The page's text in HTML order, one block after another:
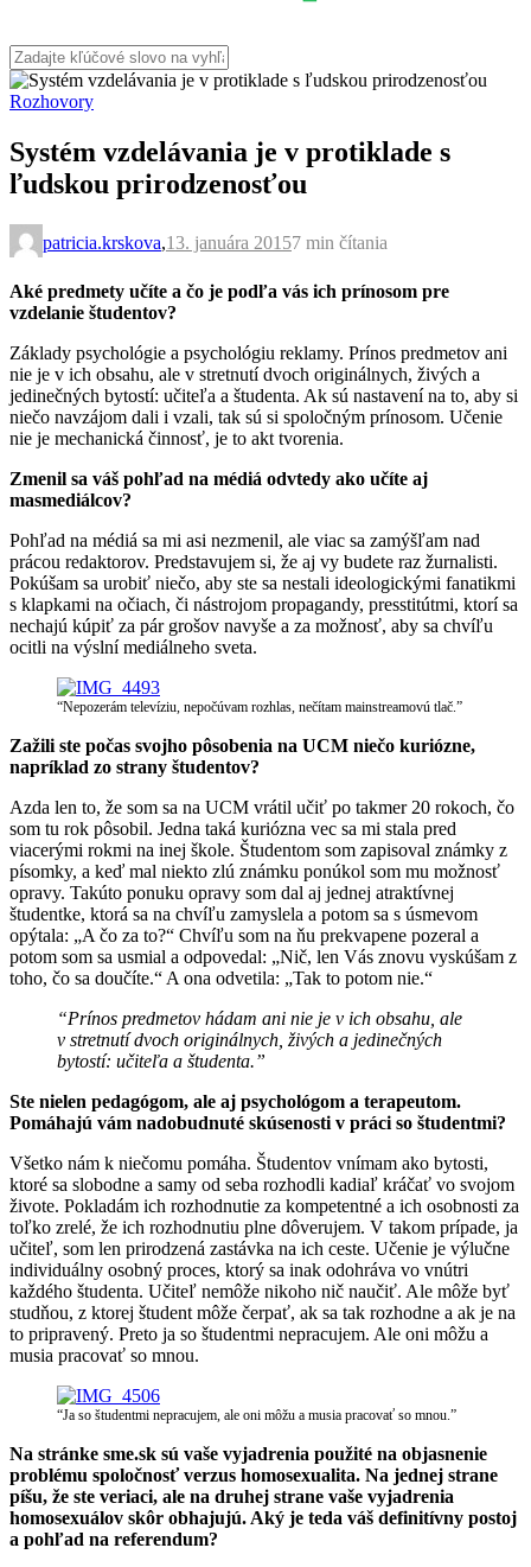
Rozhovory
Systém vzdelávania je v protiklade s
ľudskou prirodzenosťou
patricia.krskova,13. januára 20157 min čítania
Aké predmety učíte a čo je podľa vás ich prínosom pre
vzdelanie študentov?
Základy psychológie a psychológiu reklamy. Prínos predmetov ani
nie je v ich obsahu, ale v stretnutí dvoch originálnych, živých a
jedinečných bytostí: učiteľa a študenta. Ak sú nastavení na to, aby si
niečo navzájom dali i vzali, tak sú si spoločným prínosom. Učenie
nie je mechanická činnosť, je to akt tvorenia.
Zmenil sa váš pohľad na médiá odvtedy ako učíte aj
masmediálcov?
Pohľad na médiá sa mi asi nezmenil, ale viac sa zamýšľam nad
prácou redaktorov. Predstavujem si, že aj vy budete raz žurnalisti.
Pokúšam sa urobiť niečo, aby ste sa nestali ideologickými fanatikmi
s klapkami na očiach, či nástrojom propagandy, presstitútmi, ktorí sa
nechajú kúpiť za pár grošov navyše a za možnosť, aby sa chvíľu
ocitli na výslní mediálneho sveta.
“Nepozerám televíziu, nepočúvam rozhlas, nečítam mainstreamovú tlač.”
Zažili ste počas svojho pôsobenia na UCM niečo kuriózne,
napríklad zo strany študentov?
Azda len to, že som sa na UCM vrátil učiť po takmer 20 rokoch, čo
som tu rok pôsobil. Jedna taká kuriózna vec sa mi stala pred
viacerými rokmi na inej škole. Študentom som zapisoval známky z
písomky, a keď mal niekto zlú známku ponúkol som mu možnosť
opravy. Takúto ponuku opravy som dal aj jednej atraktívnej
študentke, ktorá sa na chvíľu zamyslela a potom sa s úsmevom
opýtala: „A čo za to?“ Chvíľu som na ňu prekvapene pozeral a
potom som sa usmial a odpovedal: „Nič, len Vás znovu vyskúšam z
toho, čo sa doučíte.“ A ona odvetila: „Tak to potom nie.“
“Prínos predmetov hádam ani nie je v ich obsahu, ale
v stretnutí dvoch originálnych, živých a jedinečných
bytostí: učiteľa a študenta.”
Ste nielen pedagógom, ale aj psychológom a terapeutom.
Pomáhajú vám nadobudnuté skúsenosti v práci so študentmi?
Všetko nám k niečomu pomáha. Študentov vnímam ako bytosti,
ktoré sa slobodne a samy od seba rozhodli kadiaľ kráčať vo svojom
živote. Pokladám ich rozhodnutie za kompetentné a ich osobnosti za
toľko zrelé, že ich rozhodnutiu plne dôverujem. V takom prípade, ja
učiteľ, som len prirodzená zastávka na ich ceste. Učenie je výlučne
individuálny osobný proces, ktorý sa inak odohráva vo vnútri
každého študenta. Učiteľ nemôže nikoho nič naučiť. Ale môže byť
studňou, z ktorej študent môže čerpať, ak sa tak rozhodne a ak je na
to pripravený. Preto ja so študentmi nepracujem. Ale oni môžu a
musia pracovať so mnou.
“Ja so študentmi nepracujem, ale oni môžu a musia pracovať so mnou.”
Na stránke sme.sk sú vaše vyjadrenia použité na objasnenie
problému spoločnosť verzus homosexualita. Na jednej strane
píšu, že ste veriaci, ale na druhej strane vaše vyjadrenia
homosexuálov skôr obhajujú. Aký je teda váš definitívny postoj
a pohľad na referendum?